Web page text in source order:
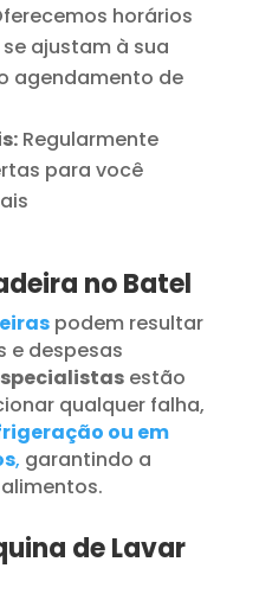
horários
ajustam à sua
agendamento de
Regularmente
para você
no Batel
podem resultar
e despesas
estão
qualquer falha,
ou em
, garantindo a
de Lavar